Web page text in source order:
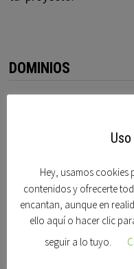
DOMINIOS
Blogdominios
Carlos blanco
Hey, usamos
contenidos y ofrecerte
encantan, aunque en
ello aquí o hacer clic
seguir a lo tuyo.